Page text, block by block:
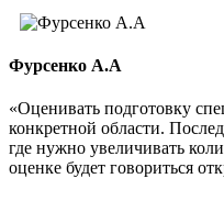
Фурсенко А.А
«Оценивать подготовку
конкретной области.
где нужно увеличивать
оценке будет говориться